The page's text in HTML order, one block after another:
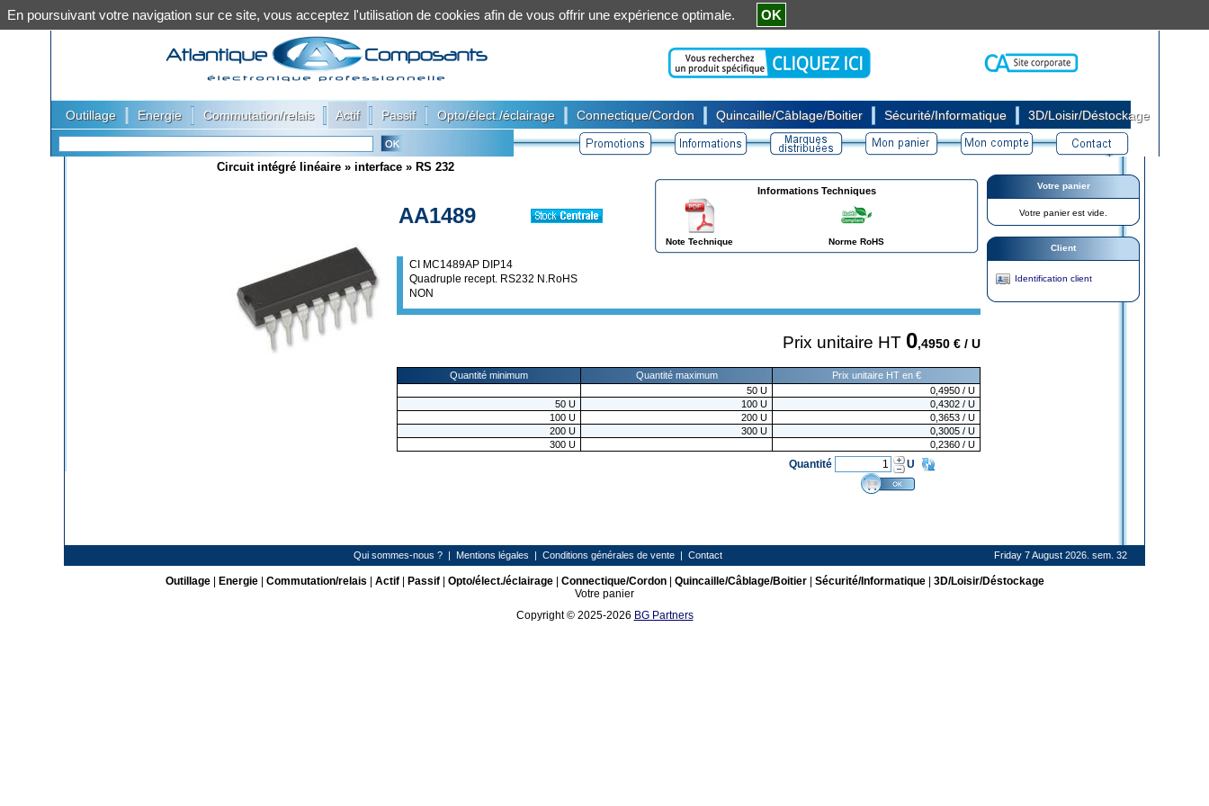
Outillage Energie Commutation/relais Actif Passif Opto/élect./éclairage Connectique/Cordon Quincaille/Câblage/Boitier Sécurité/Informatique 3D/Loisir/Déstockage
Circuit intégré linéaire » interface » RS 232
AA1489
Informations Techniques
Note Technique Norme RoHS
CI MC1489AP DIP14
Quadruple recept. RS232 N.RoHS
NON
Prix unitaire HT 0,4950 € / U
Quantité minimum Quantité maximum
Prix unitaire HT en €
50 U 0,4950 / U
50 U 100 U 0,4302 / U
100 U 200 U 0,3653 / U
200 U 300 U 0,3005 / U
300 U 0,2360 / U
Quantité U
Votre panier
Votre panier est vide.
Client
Identification client
Qui sommes-nous ? | Mentions légales | Conditions générales de vente | Contact Friday 7 August 2026. sem. 32
Outillage| Energie| Commutation/relais Actif| Passif| Opto/élect./éclairage| Connectique/Cordon| Quincaille/Câblage/Boitier| Sécurité/Informatique| 3D/Loisir/Déstockage
Votre panier
Copyright © 2025-2026 BG Partners
En poursuivant votre navigation sur ce site, vous acceptez l'utilisation de cookies afin de vous offrir une expérience optimale. OK